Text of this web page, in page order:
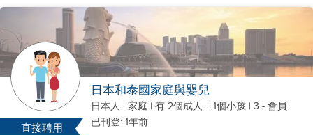
直接聘用
日本和泰國家庭與嬰兒
日本人 | 家庭 | 有 2個成人 + 1個小孩 | 3 - 會員
已刊登: 1年前